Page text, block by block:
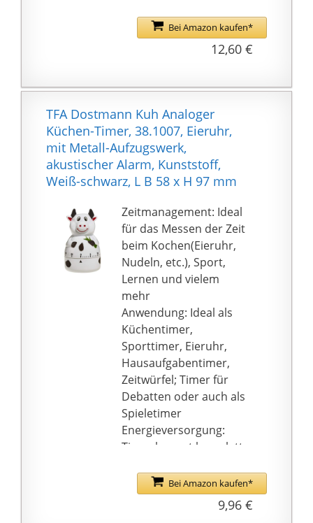
funktioniert
vollkommen
selbstständig. Ein
für jeden Koch
bis zur 15. Minute mit
Einheitsstrichen
gekennzeichnet für ein
Zeit
Hochwertiger
Küchenwecker: Stabiles
Gehäuse zum
Aufstellen direkt auf der
Arbeitsplatte in der
Küche, auch einsetzbar
in anderen Bereichen
Lieferumfang: 1x
mechanische Eieruhr
Bei Amazon kaufen*
12,60 €
TFA Dostmann Kuh Analoger
Küchen-Timer, 38.1007, Eieruhr,
mit Metall-Aufzugswerk,
akustischer Alarm, Kunststoff,
Weiß-schwarz, L B 58 x H 97 mm
Zeitmanagement: Ideal
für das Messen der Zeit
beim Kochen(Eieruhr,
Nudeln, etc.), Sport,
Lernen und vielem
mehr
Anwendung: Ideal als
Küchentimer,
Sporttimer, Eieruhr,
Hausaufgabentimer,
Zeitwürfel; Timer für
Debatten oder auch als
Spieletimer
Energieversorgung:
Timer kommt komplett
mechanisch dank
Aufzugswerk betrieben
Alarm: Ein akustischer
Bei Amazon kaufen*
9,96 €